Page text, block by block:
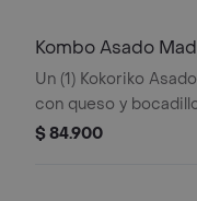
Kombo Asado
gaseosa 1
Un (1) Kokoriko
con queso y
tres (3) papas
$ 84.900